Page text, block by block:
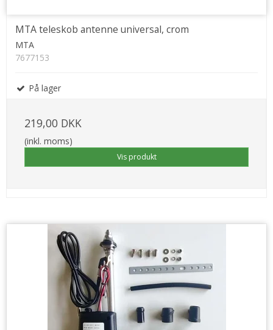
MTA teleskob antenne universal, crom
MTA
7677153
På lager
219,00 DKK
(inkl. moms)
Vis produkt